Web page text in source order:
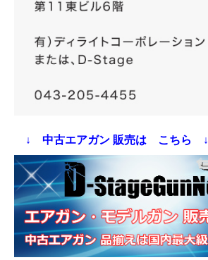
↓ 中古エアガン 販売は こちら ↓